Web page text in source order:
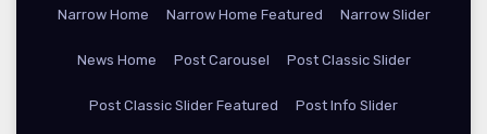
Narrow Home Narrow Home Featured Narrow Slider
News Home Post Carousel Post Classic Slider
Post Classic Slider Featured Post Info Slider